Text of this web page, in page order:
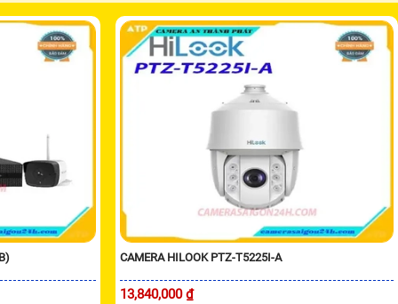
CAMERA HILOOK PTZ-T5225I-A
13,840,000 ₫